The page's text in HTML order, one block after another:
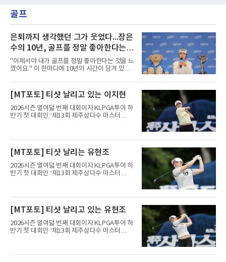
골프
은퇴까지 생각했던 그가 웃었다...장은
수의 10년, 골프를 정말 좋아한다는
걸 느꼈다
"이제서야 내가 골프를 정말 좋아한다는 것을 느
꼈어요." 이 한마디에 10년의 시간이 담겨 있었
인왕 장은수가 9일 끝난 제주삼다수 마스터스에
서 정상에 올랐다.출발은 화려했다. 상비군과 국
가대표를 거쳐 투어에 입성한 장은수는 데뷔 첫
해 우승은 없었지만 생애 한 번뿐인 신인상을 받
았다.그러나 이후가 길고 험했다. 한동안 우승을
전권을 잃는 등 두 투어를 오가는 일이 반복됐다.
[MT포토] 티샷 날리고 있는 이지현
2026시즌 열여덟 번째 대회이자 KLPGA투어 하
반기 첫 대회인 ‘제13회 제주삼다수 마스터
트(파72/6,767야드)에서 열리고 있다.9일 현재
홀에서 경기하고 있다.
[MT포토] 티샷 날리는 유현조
2026시즌 열여덟 번째 대회이자 KLPGA투어 하
반기 첫 대회인 ‘제13회 제주삼다수 마스터
트(파72/6,767야드)에서 열리고 있다.9일 현재
홀에서 경기하고 있다.
[MT포토] 티샷 날리고 있는 유현조
2026시즌 열여덟 번째 대회이자 KLPGA투어 하
반기 첫 대회인 ‘제13회 제주삼다수 마스터
트(파72/6,767야드)에서 열리고 있다.9일 현재